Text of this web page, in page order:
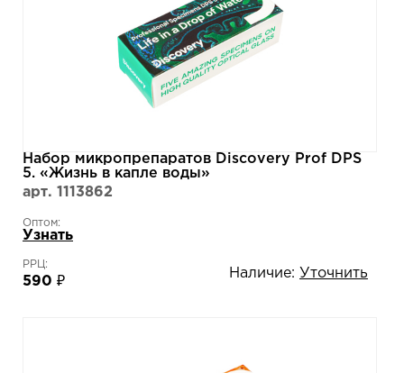
Набор микропрепаратов Discovery Prof DPS
5. «Жизнь в капле воды»
арт. 1113862
Оптом:
Узнать
РРЦ:
590 ₽
Наличие: Уточнить